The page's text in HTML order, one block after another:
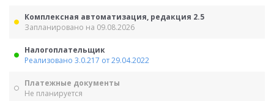
Комплексная автоматизация, редакция 2.5
Запланировано на 09.08.2026
Налогоплательщик
Реализовано 3.0.217 от 29.04.2022
Платежные документы
Не планируется